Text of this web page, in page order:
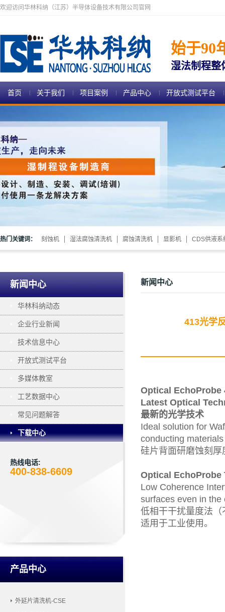
欢迎访问华林科纳（江苏）半导体设备技术有限公司官网
始于90
湿法制程整
首页 关于我们 项目案例 产品中心 开放式测试平台
热门关键词： 刻蚀机 湿法腐蚀清洗机 腐蚀清洗机 显影机 CDS供液系
新闻中心
华林科纳动态
企业行业新闻
技术信息中心
开放式测试平台
多媒体教室
工艺数据中心
常见问题解答
下载中心
热线电话:
400-838-6609
产品中心
外延片清洗机-CSE
新闻中心
413光学
Optical EchoProbe
Latest Optical
最新的光学技术
Ideal solution for
conducting
硅片背面研磨蚀刻
Optical EchoProbe
Low Coherence
surfaces even in
低相干干扰量度法
适用于工业使用。